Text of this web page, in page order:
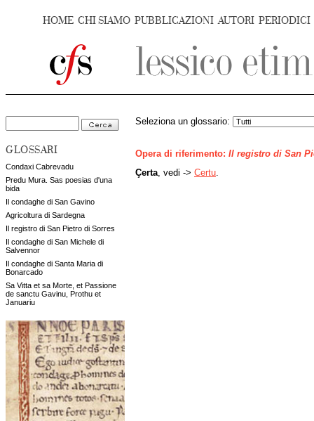
HOME CHI SIAMO PUBBLICAZIONI AUTORI PERIODICI
GLOSSARI
Condaxi Cabrevadu
Predu Mura. Sas poesias d'una
bida
Il condaghe di San Gavino
Agricoltura di Sardegna
Il registro di San Pietro di Sorres
Il condaghe di San Michele di
Salvennor
Il condaghe di Santa Maria di
Bonarcado
Sa Vitta et sa Morte, et Passione
de sanctu Gavinu, Prothu et
Januariu
Seleziona un glossario:
Opera di riferimento: Il registro di San
Çerta , vedi -> Certu